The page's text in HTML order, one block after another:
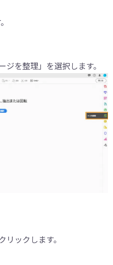
を整理」を選択します。
リックします。